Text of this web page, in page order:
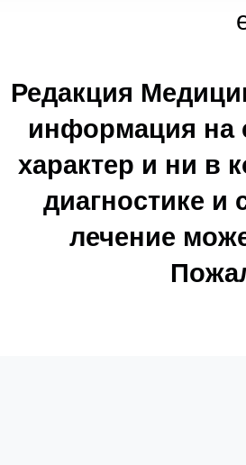
Редакция
информация на
характер и ни в
диагностике и
лечение